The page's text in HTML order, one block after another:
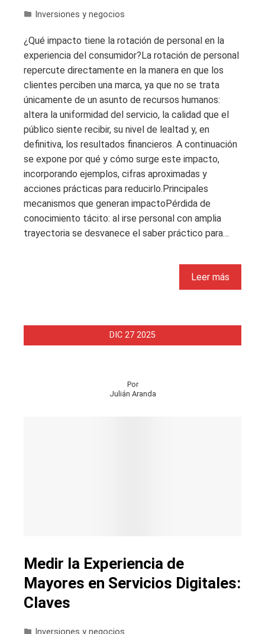
Inversiones y negocios
¿Qué impacto tiene la rotación de personal en la
experiencia del consumidor?La rotación de personal
repercute directamente en la manera en que los
clientes perciben una marca, ya que no se trata
únicamente de un asunto de recursos humanos:
altera la uniformidad del servicio, la calidad que el
público siente recibir, su nivel de lealtad y, en
definitiva, los resultados financieros. A continuación
se expone por qué y cómo surge este impacto,
incorporando ejemplos, cifras aproximadas y
acciones prácticas para reducirlo.Principales
mecanismos que generan impactoPérdida de
conocimiento tácito: al irse personal con amplia
trayectoria se desvanece el saber práctico para…
Leer más
DIC 27 2025
Por
Julián Aranda
Medir la Experiencia de
Mayores en Servicios Digitales:
Claves